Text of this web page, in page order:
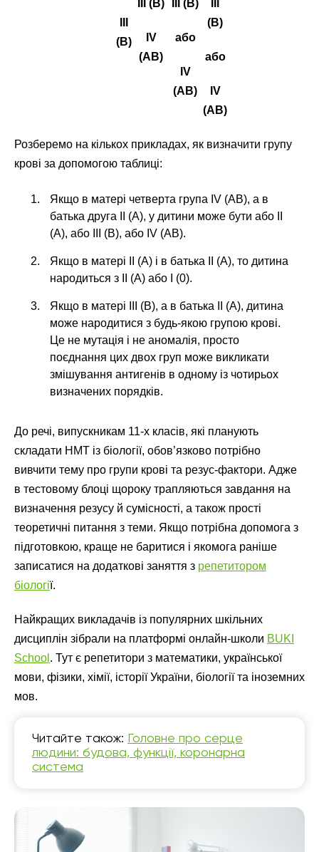
(B)
III (B)
IV
(AB)
III (B)
або
IV
(AB)
(B)
або
IV
(AB)
Розберемо на кількох прикладах, як визначити групу
крові за допомогою таблиці:
Якщо в матері четверта група IV (AB), а в
батька друга II (A), у дитини може бути або II
(A), або III (B), або IV (AB).
Якщо в матері II (A) і в батька II (A), то дитина
народиться з II (A) або I (0).
Якщо в матері III (B), а в батька II (A), дитина
може народитися з будь-якою групою крові.
Це не мутація і не аномалія, просто
поєднання цих двох груп може викликати
змішування антигенів в одному із чотирьох
визначених порядків.
До речі, випускникам 11-х класів, які планують
складати НМТ із біології, обов’язково потрібно
вивчити тему про групи крові та резус-фактори. Адже
в тестовому блоці щороку трапляються завдання на
визначення резусу й сумісності, а також прості
теоретичні питання з теми. Якщо потрібна допомога з
підготовкою, краще не баритися і якомога раніше
записатися на додаткові заняття з репетитором
біології.
Найкращих викладачів із популярних шкільних
дисциплін зібрали на платформі онлайн-школи BUKI
School . Тут є репетитори з математики, української
мови, фізики, хімії, історії України, біології та іноземних
мов.
Читайте також: Головне про серце
людини: будова, функції, коронарна
система